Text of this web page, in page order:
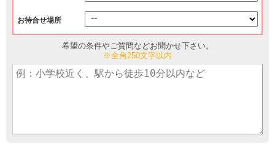
お待合せ場所
希望の条件やご質問などお聞かせ下さい。
※全角250文字以内